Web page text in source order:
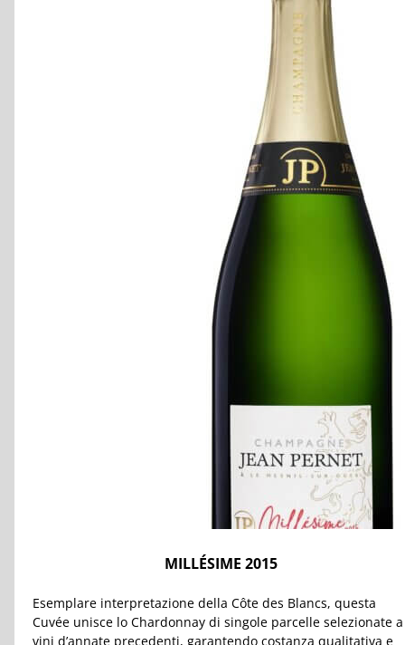
MILLÉSIME 2015
Esemplare interpretazione della Côte des Blancs, questa
Cuvée unisce lo Chardonnay di singole parcelle selezionate a
vini d’annate precedenti, garantendo costanza qualitativa e